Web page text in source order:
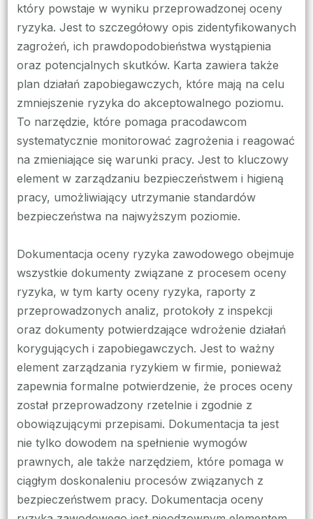
który powstaje w wyniku przeprowadzonej oceny
ryzyka. Jest to szczegółowy opis zidentyfikowanych
zagrożeń, ich prawdopodobieństwa wystąpienia
oraz potencjalnych skutków. Karta zawiera także
plan działań zapobiegawczych, które mają na celu
zmniejszenie ryzyka do akceptowalnego poziomu.
To narzędzie, które pomaga pracodawcom
systematycznie monitorować zagrożenia i reagować
na zmieniające się warunki pracy. Jest to kluczowy
element w zarządzaniu bezpieczeństwem i higieną
pracy, umożliwiający utrzymanie standardów
bezpieczeństwa na najwyższym poziomie.
Dokumentacja oceny ryzyka zawodowego obejmuje
wszystkie dokumenty związane z procesem oceny
ryzyka, w tym karty oceny ryzyka, raporty z
przeprowadzonych analiz, protokoły z inspekcji
oraz dokumenty potwierdzające wdrożenie działań
korygujących i zapobiegawczych. Jest to ważny
element zarządzania ryzykiem w firmie, ponieważ
zapewnia formalne potwierdzenie, że proces oceny
został przeprowadzony rzetelnie i zgodnie z
obowiązującymi przepisami. Dokumentacja ta jest
nie tylko dowodem na spełnienie wymogów
prawnych, ale także narzędziem, które pomaga w
ciągłym doskonaleniu procesów związanych z
bezpieczeństwem pracy. Dokumentacja oceny